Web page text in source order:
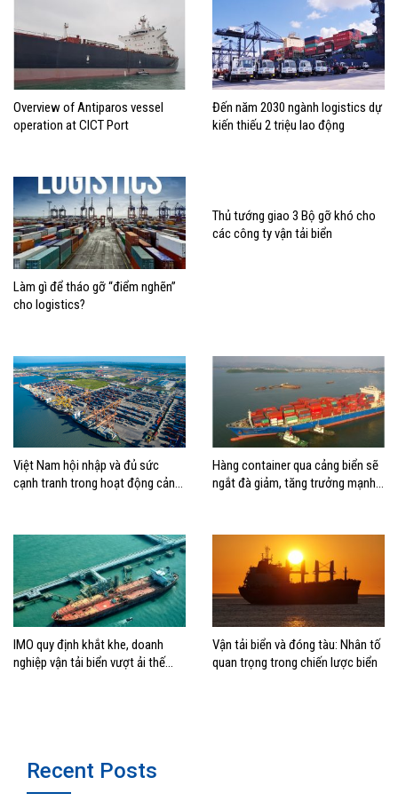
Overview of Antiparos vessel
operation at CICT Port
Đến năm 2030 ngành logistics dự
kiến thiếu 2 triệu lao động
Làm gì để tháo gỡ “điểm nghẽn”
cho logistics?
Thủ tướng giao 3 Bộ gỡ khó cho
các công ty vận tải biển
Việt Nam hội nhập và đủ sức
cạnh tranh trong hoạt động cảng
Hàng container qua cảng biển sẽ
ngắt đà giảm, tăng trưởng mạnh
IMO quy định khắt khe, doanh
nghiệp vận tải biển vượt ải thế
Vận tải biển và đóng tàu: Nhân tố
quan trọng trong chiến lược biển
Recent Posts